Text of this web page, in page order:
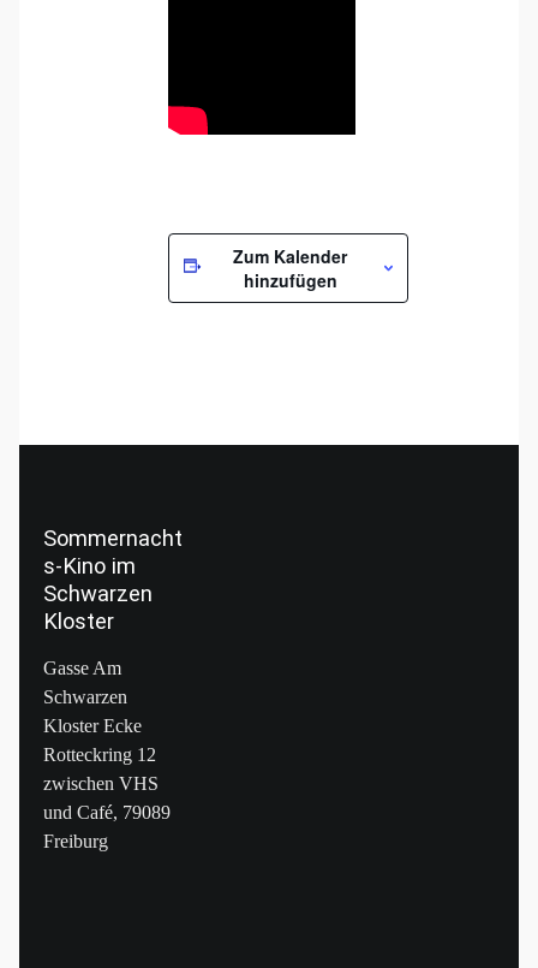
Zum Kalender
hinzufügen
Sommernacht
s-Kino im
Schwarzen
Kloster
Gasse Am
Schwarzen
Kloster Ecke
Rotteckring 12
zwischen VHS
und Café, 79089
Freiburg